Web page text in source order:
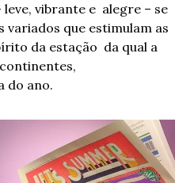
vibrante e  alegre – se
variados que estimulam as
da estação  da qual a
do ano.